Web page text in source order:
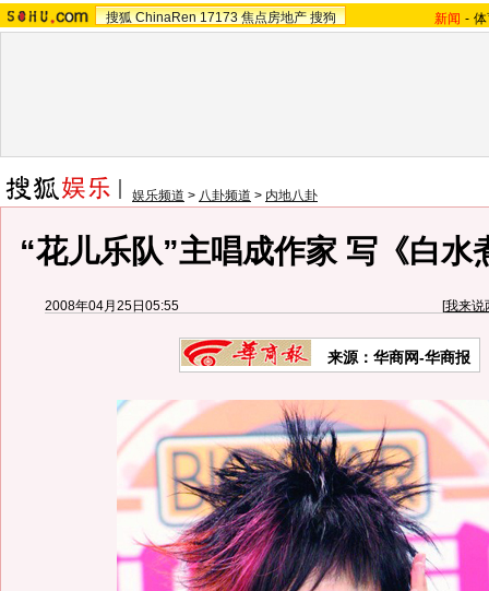
搜狐 ChinaRen 17173 焦点房地产 搜狗 新闻 -
娱乐频道 > 八卦频道 > 内地八卦
“花儿乐队”主唱成作家 写《白水
2008年04月25日05:55 [我来说
来源：华商网-华商报